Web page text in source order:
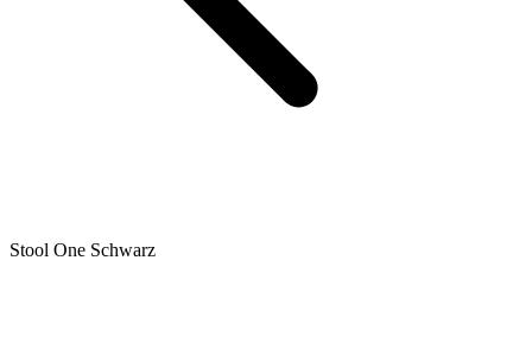
Stool One Schwarz